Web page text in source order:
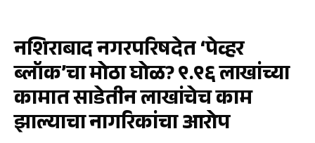
नशिराबाद नगरपरिषदेत ‘पेव्हर
ब्लॉक’चा मोठा घोळ? ९.९६ लाखांच्या
कामात साडेतीन लाखांचेच काम
झाल्याचा नागरिकांचा आरोप